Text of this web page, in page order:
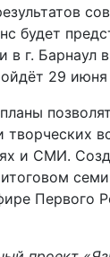
будет
г. Барнаул
29 июня
и СМИ.
Первого